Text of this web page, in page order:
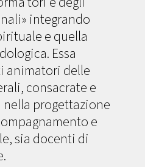
integrando
e quella
Essa
animatori delle
consacrate e
progettazione
e
sia docenti di